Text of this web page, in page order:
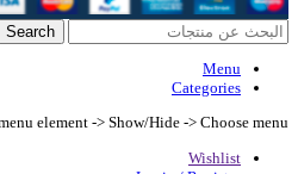
Search
Menu
Categories
element -> Show/Hide -> Choose menu
Wishlist